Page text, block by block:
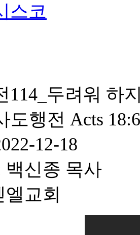
스코
114_두려워 하
도행전 Acts
12-18
백신종 목사
엘교회